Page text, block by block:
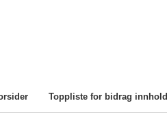
Toppliste for bidrag innhold